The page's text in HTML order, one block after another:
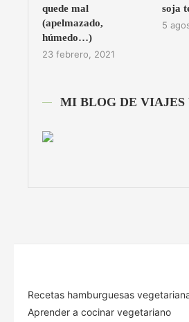
quede mal
(apelmazado,
húmedo…)
23 febrero, 2021
soja
5
MI BLOG DE VIAJES
Recetas hamburguesas
Aprender a cocinar vegetariano